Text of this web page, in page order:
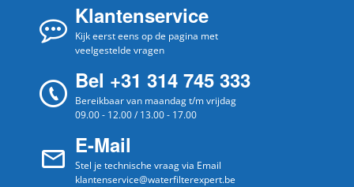
Klantenservice
Kijk eerst eens op de pagina met
veelgestelde vragen
Bel +31 314 745 333
Bereikbaar van maandag t/m vrijdag
09.00 - 12.00 / 13.00 - 17.00
E-Mail
Stel je technische vraag via Email
klantenservice@waterfilterexpert.be